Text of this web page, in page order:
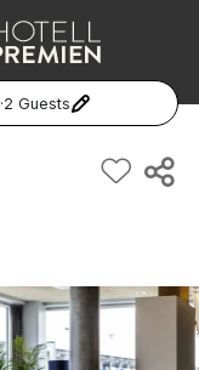
·2 Guests